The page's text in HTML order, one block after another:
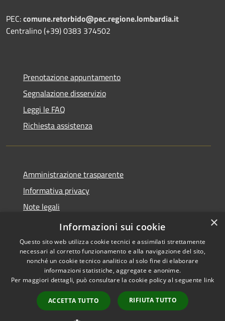
PEC:comune.retorbido@pec.regione.lombardia.it
Centralino (+39) 0383 374502
Prenotazione appuntamento
Segnalazione disservizio
Leggi le FAQ
Richiesta assistenza
Amministrazione trasparente
Informativa privacy
Note legali
Dichiarazione di accessibilità
Accessibilità
Copyright © 2026 • Comune di
Retorbido • Powered by
Municipium•
Accesso
redazione
×
Informazioni sui cookie
Questo sito web utilizza cookie tecnici e assimilati strettamente
necessari al corretto funzionamento e alla navigazione del sito,
nonché un cookie tecnico analitico al solo fine di elaborare
informazioni statistiche, aggregate e anonime.
Per maggiori dettagli, può consultare la cookie policy al seguente link
ACCETTA TUTTO RIFIUTA TUTTO